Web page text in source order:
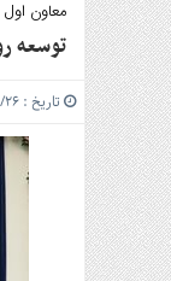
ها
خانه
بازار
سرمایه
و
بورس
مسکن
و
شهری
نفت،
معاون
توسعه
تاریخ : ۱۴۰۴/۰۸/۲۶ ساعت : ۲۰:۱۲:۳۷